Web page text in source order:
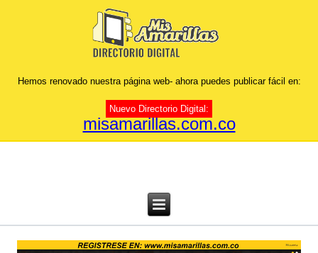
Hemos renovado nuestra página web- ahora puedes publicar fácil en:
Nuevo Directorio Digital:
misamarillas.com.co